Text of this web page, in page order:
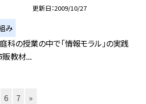
更新日 2009/10/27
み
科の授業の中で「情報モラル」の実践
販教材...
6 7 »